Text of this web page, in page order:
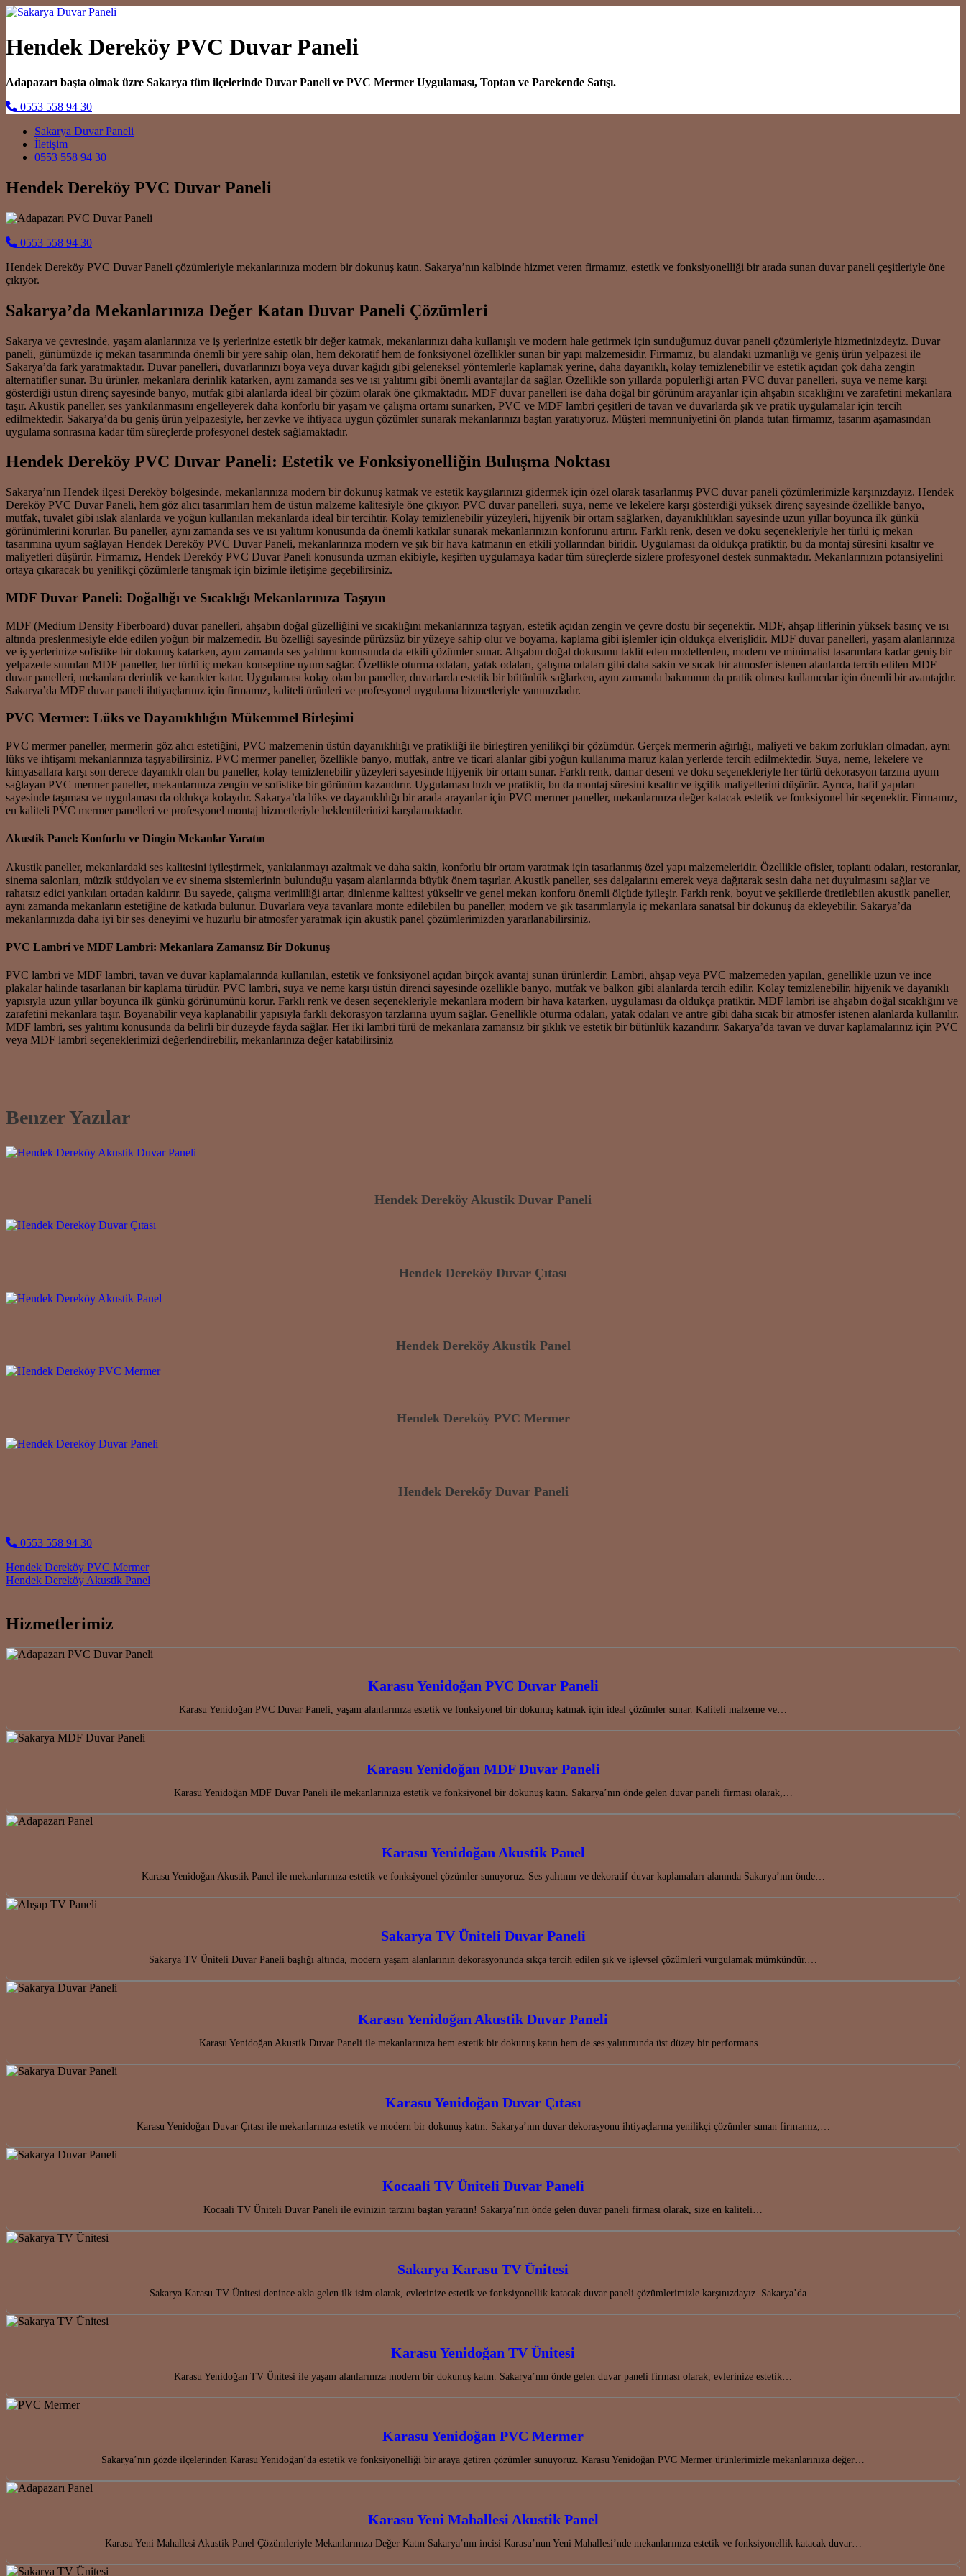
Hendek Dereköy PVC Duvar Paneli
Adapazarı başta olmak üzre Sakarya tüm ilçelerinde Duvar Paneli ve PVC Mermer Uygulaması, Toptan ve Parekende Satışı.
0553 558 94 30
Main Navigation
Sakarya Duvar Paneli
İletişim
0553 558 94 30
Hendek Dereköy PVC Duvar Paneli
0553 558 94 30
Hendek Dereköy PVC Duvar Paneli çözümleriyle mekanlarınıza modern bir dokunuş katın. Sakarya’nın kalbinde hizmet veren firmamız, estetik ve fonksiyonelliği bir arada sunan duvar paneli çeşitleriyle öne
çıkıyor.
Sakarya’da Mekanlarınıza Değer Katan Duvar Paneli Çözümleri
Sakarya ve çevresinde, yaşam alanlarınıza ve iş yerlerinize estetik bir değer katmak, mekanlarınızı daha kullanışlı ve modern hale getirmek için sunduğumuz duvar paneli çözümleriyle hizmetinizdeyiz. Duvar
paneli, günümüzde iç mekan tasarımında önemli bir yere sahip olan, hem dekoratif hem de fonksiyonel özellikler sunan bir yapı malzemesidir. Firmamız, bu alandaki uzmanlığı ve geniş ürün yelpazesi ile
Sakarya’da fark yaratmaktadır. Duvar panelleri, duvarlarınızı boya veya duvar kağıdı gibi geleneksel yöntemlerle kaplamak yerine, daha dayanıklı, kolay temizlenebilir ve estetik açıdan çok daha zengin
alternatifler sunar. Bu ürünler, mekanlara derinlik katarken, aynı zamanda ses ve ısı yalıtımı gibi önemli avantajlar da sağlar. Özellikle son yıllarda popülerliği artan PVC duvar panelleri, suya ve neme karşı
gösterdiği üstün direnç sayesinde banyo, mutfak gibi alanlarda ideal bir çözüm olarak öne çıkmaktadır. MDF duvar panelleri ise daha doğal bir görünüm arayanlar için ahşabın sıcaklığını ve zarafetini mekanlara
taşır. Akustik paneller, ses yankılanmasını engelleyerek daha konforlu bir yaşam ve çalışma ortamı sunarken, PVC ve MDF lambri çeşitleri de tavan ve duvarlarda şık ve pratik uygulamalar için tercih
edilmektedir. Sakarya’da bu geniş ürün yelpazesiyle, her zevke ve ihtiyaca uygun çözümler sunarak mekanlarınızı baştan yaratıyoruz. Müşteri memnuniyetini ön planda tutan firmamız, tasarım aşamasından
uygulama sonrasına kadar tüm süreçlerde profesyonel destek sağlamaktadır.
Hendek Dereköy PVC Duvar Paneli: Estetik ve Fonksiyonelliğin Buluşma Noktası
Sakarya’nın Hendek ilçesi Dereköy bölgesinde, mekanlarınıza modern bir dokunuş katmak ve estetik kaygılarınızı gidermek için özel olarak tasarlanmış PVC duvar paneli çözümlerimizle karşınızdayız. Hendek
Dereköy PVC Duvar Paneli, hem göz alıcı tasarımları hem de üstün malzeme kalitesiyle öne çıkıyor. PVC duvar panelleri, suya, neme ve lekelere karşı gösterdiği yüksek direnç sayesinde özellikle banyo,
mutfak, tuvalet gibi ıslak alanlarda ve yoğun kullanılan mekanlarda ideal bir tercihtir. Kolay temizlenebilir yüzeyleri, hijyenik bir ortam sağlarken, dayanıklılıkları sayesinde uzun yıllar boyunca ilk günkü
görünümlerini korurlar. Bu paneller, aynı zamanda ses ve ısı yalıtımı konusunda da önemli katkılar sunarak mekanlarınızın konforunu artırır. Farklı renk, desen ve doku seçenekleriyle her türlü iç mekan
tasarımına uyum sağlayan Hendek Dereköy PVC Duvar Paneli, mekanlarınıza modern ve şık bir hava katmanın en etkili yollarından biridir. Uygulaması da oldukça pratiktir, bu da montaj süresini kısaltır ve
maliyetleri düşürür. Firmamız, Hendek Dereköy PVC Duvar Paneli konusunda uzman ekibiyle, keşiften uygulamaya kadar tüm süreçlerde sizlere profesyonel destek sunmaktadır. Mekanlarınızın potansiyelini
ortaya çıkaracak bu yenilikçi çözümlerle tanışmak için bizimle iletişime geçebilirsiniz.
MDF Duvar Paneli: Doğallığı ve Sıcaklığı Mekanlarınıza Taşıyın
MDF (Medium Density Fiberboard) duvar panelleri, ahşabın doğal güzelliğini ve sıcaklığını mekanlarınıza taşıyan, estetik açıdan zengin ve çevre dostu bir seçenektir. MDF, ahşap liflerinin yüksek basınç ve ısı
altında preslenmesiyle elde edilen yoğun bir malzemedir. Bu özelliği sayesinde pürüzsüz bir yüzeye sahip olur ve boyama, kaplama gibi işlemler için oldukça elverişlidir. MDF duvar panelleri, yaşam alanlarınıza
ve iş yerlerinize sofistike bir dokunuş katarken, aynı zamanda ses yalıtımı konusunda da etkili çözümler sunar. Ahşabın doğal dokusunu taklit eden modellerden, modern ve minimalist tasarımlara kadar geniş bir
yelpazede sunulan MDF paneller, her türlü iç mekan konseptine uyum sağlar. Özellikle oturma odaları, yatak odaları, çalışma odaları gibi daha sakin ve sıcak bir atmosfer istenen alanlarda tercih edilen MDF
duvar panelleri, mekanlara derinlik ve karakter katar. Uygulaması kolay olan bu paneller, duvarlarda estetik bir bütünlük sağlarken, aynı zamanda bakımının da pratik olması kullanıcılar için önemli bir avantajdır.
Sakarya’da MDF duvar paneli ihtiyaçlarınız için firmamız, kaliteli ürünleri ve profesyonel uygulama hizmetleriyle yanınızdadır.
PVC Mermer: Lüks ve Dayanıklılığın Mükemmel Birleşimi
PVC mermer paneller, mermerin göz alıcı estetiğini, PVC malzemenin üstün dayanıklılığı ve pratikliği ile birleştiren yenilikçi bir çözümdür. Gerçek mermerin ağırlığı, maliyeti ve bakım zorlukları olmadan, aynı
lüks ve ihtişamı mekanlarınıza taşıyabilirsiniz. PVC mermer paneller, özellikle banyo, mutfak, antre ve ticari alanlar gibi yoğun kullanıma maruz kalan yerlerde tercih edilmektedir. Suya, neme, lekelere ve
kimyasallara karşı son derece dayanıklı olan bu paneller, kolay temizlenebilir yüzeyleri sayesinde hijyenik bir ortam sunar. Farklı renk, damar deseni ve doku seçenekleriyle her türlü dekorasyon tarzına uyum
sağlayan PVC mermer paneller, mekanlarınıza zengin ve sofistike bir görünüm kazandırır. Uygulaması hızlı ve pratiktir, bu da montaj süresini kısaltır ve işçilik maliyetlerini düşürür. Ayrıca, hafif yapıları
sayesinde taşıması ve uygulaması da oldukça kolaydır. Sakarya’da lüks ve dayanıklılığı bir arada arayanlar için PVC mermer paneller, mekanlarınıza değer katacak estetik ve fonksiyonel bir seçenektir. Firmamız,
en kaliteli PVC mermer panelleri ve profesyonel montaj hizmetleriyle beklentilerinizi karşılamaktadır.
Akustik Panel: Konforlu ve Dingin Mekanlar Yaratın
Akustik paneller, mekanlardaki ses kalitesini iyileştirmek, yankılanmayı azaltmak ve daha sakin, konforlu bir ortam yaratmak için tasarlanmış özel yapı malzemeleridir. Özellikle ofisler, toplantı odaları, restoranlar,
sinema salonları, müzik stüdyoları ve ev sinema sistemlerinin bulunduğu yaşam alanlarında büyük önem taşırlar. Akustik paneller, ses dalgalarını emerek veya dağıtarak sesin daha net duyulmasını sağlar ve
rahatsız edici yankıları ortadan kaldırır. Bu sayede, çalışma verimliliği artar, dinlenme kalitesi yükselir ve genel mekan konforu önemli ölçüde iyileşir. Farklı renk, boyut ve şekillerde üretilebilen akustik paneller,
aynı zamanda mekanların estetiğine de katkıda bulunur. Duvarlara veya tavanlara monte edilebilen bu paneller, modern ve şık tasarımlarıyla iç mekanlara sanatsal bir dokunuş da ekleyebilir. Sakarya’da
mekanlarınızda daha iyi bir ses deneyimi ve huzurlu bir atmosfer yaratmak için akustik panel çözümlerimizden yararlanabilirsiniz.
PVC Lambri ve MDF Lambri: Mekanlara Zamansız Bir Dokunuş
PVC lambri ve MDF lambri, tavan ve duvar kaplamalarında kullanılan, estetik ve fonksiyonel açıdan birçok avantaj sunan ürünlerdir. Lambri, ahşap veya PVC malzemeden yapılan, genellikle uzun ve ince
plakalar halinde tasarlanan bir kaplama türüdür. PVC lambri, suya ve neme karşı üstün direnci sayesinde özellikle banyo, mutfak ve balkon gibi alanlarda tercih edilir. Kolay temizlenebilir, hijyenik ve dayanıklı
yapısıyla uzun yıllar boyunca ilk günkü görünümünü korur. Farklı renk ve desen seçenekleriyle mekanlara modern bir hava katarken, uygulaması da oldukça pratiktir. MDF lambri ise ahşabın doğal sıcaklığını ve
zarafetini mekanlara taşır. Boyanabilir veya kaplanabilir yapısıyla farklı dekorasyon tarzlarına uyum sağlar. Genellikle oturma odaları, yatak odaları ve antre gibi daha sıcak bir atmosfer istenen alanlarda kullanılır.
MDF lambri, ses yalıtımı konusunda da belirli bir düzeyde fayda sağlar. Her iki lambri türü de mekanlara zamansız bir şıklık ve estetik bir bütünlük kazandırır. Sakarya’da tavan ve duvar kaplamalarınız için PVC
veya MDF lambri seçeneklerimizi değerlendirebilir, mekanlarınıza değer katabilirsiniz
Benzer Yazılar
Hendek Dereköy Akustik Duvar Paneli
Hendek Dereköy Duvar Çıtası
Hendek Dereköy Akustik Panel
Hendek Dereköy PVC Mermer
Hendek Dereköy Duvar Paneli
0553 558 94 30
Post navigation
Hendek Dereköy PVC Mermer
Hendek Dereköy Akustik Panel
Hizmetlerimiz
Karasu Yenidoğan PVC Duvar Paneli
Karasu Yenidoğan PVC Duvar Paneli, yaşam alanlarınıza estetik ve fonksiyonel bir dokunuş katmak için ideal çözümler sunar. Kaliteli malzeme ve…
Karasu Yenidoğan MDF Duvar Paneli
Karasu Yenidoğan MDF Duvar Paneli ile mekanlarınıza estetik ve fonksiyonel bir dokunuş katın. Sakarya’nın önde gelen duvar paneli firması olarak,…
Karasu Yenidoğan Akustik Panel
Karasu Yenidoğan Akustik Panel ile mekanlarınıza estetik ve fonksiyonel çözümler sunuyoruz. Ses yalıtımı ve dekoratif duvar kaplamaları alanında Sakarya’nın önde…
Sakarya TV Üniteli Duvar Paneli
Sakarya TV Üniteli Duvar Paneli başlığı altında, modern yaşam alanlarının dekorasyonunda sıkça tercih edilen şık ve işlevsel çözümleri vurgulamak mümkündür.…
Karasu Yenidoğan Akustik Duvar Paneli
Karasu Yenidoğan Akustik Duvar Paneli ile mekanlarınıza hem estetik bir dokunuş katın hem de ses yalıtımında üst düzey bir performans…
Karasu Yenidoğan Duvar Çıtası
Karasu Yenidoğan Duvar Çıtası ile mekanlarınıza estetik ve modern bir dokunuş katın. Sakarya’nın duvar dekorasyonu ihtiyaçlarına yenilikçi çözümler sunan firmamız,…
Kocaali TV Üniteli Duvar Paneli
Kocaali TV Üniteli Duvar Paneli ile evinizin tarzını baştan yaratın! Sakarya’nın önde gelen duvar paneli firması olarak, size en kaliteli…
Sakarya Karasu TV Ünitesi
Sakarya Karasu TV Ünitesi denince akla gelen ilk isim olarak, evlerinize estetik ve fonksiyonellik katacak duvar paneli çözümlerimizle karşınızdayız. Sakarya’da…
Karasu Yenidoğan TV Ünitesi
Karasu Yenidoğan TV Ünitesi ile yaşam alanlarınıza modern bir dokunuş katın. Sakarya’nın önde gelen duvar paneli firması olarak, evlerinize estetik…
Karasu Yenidoğan PVC Mermer
Sakarya’nın gözde ilçelerinden Karasu Yenidoğan’da estetik ve fonksiyonelliği bir araya getiren çözümler sunuyoruz. Karasu Yenidoğan PVC Mermer ürünlerimizle mekanlarınıza değer…
Karasu Yeni Mahallesi Akustik Panel
Karasu Yeni Mahallesi Akustik Panel Çözümleriyle Mekanlarınıza Değer Katın Sakarya’nın incisi Karasu’nun Yeni Mahallesi’nde mekanlarınıza estetik ve fonksiyonellik katacak duvar…